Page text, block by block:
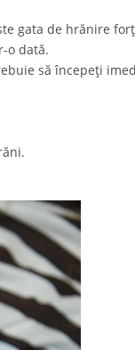
gata de hrănire
o dată.
să începeți